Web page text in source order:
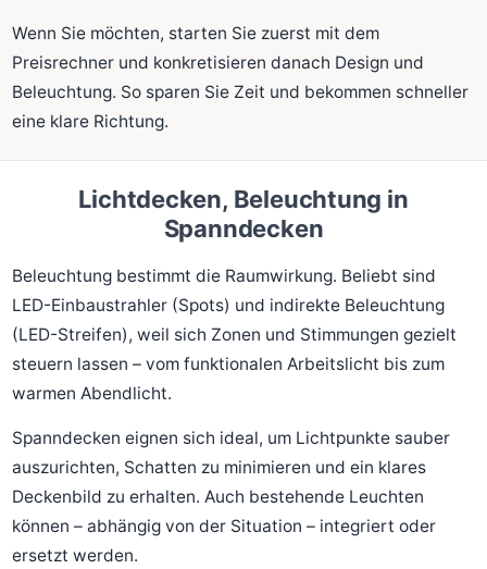
Wenn Sie möchten, starten Sie zuerst mit dem
Preisrechner und konkretisieren danach Design und
Beleuchtung. So sparen Sie Zeit und bekommen schneller
eine klare Richtung.
Lichtdecken, Beleuchtung in
Spanndecken
Beleuchtung bestimmt die Raumwirkung. Beliebt sind
LED-Einbaustrahler (Spots) und indirekte Beleuchtung
(LED-Streifen), weil sich Zonen und Stimmungen gezielt
steuern lassen – vom funktionalen Arbeitslicht bis zum
warmen Abendlicht.
Spanndecken eignen sich ideal, um Lichtpunkte sauber
auszurichten, Schatten zu minimieren und ein klares
Deckenbild zu erhalten. Auch bestehende Leuchten
können – abhängig von der Situation – integriert oder
ersetzt werden.